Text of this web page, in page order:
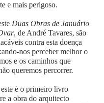
e mais perigoso.
Duas Obras de Januário
, de André Tavares, são
contra esta doença
nos perceber melhor o
e os caminhos que
queremos percorrer.
é o primeiro livro
a obra do arquitecto